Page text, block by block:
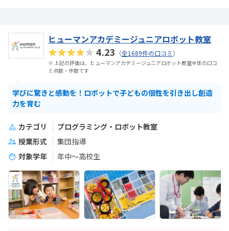
ヒューマンアカデミージュニアロボット教室
★★★★★4.23 （全1689件の口コミ）
※ 上記の評価は、ヒューマンアカデミージュニアロボット教室全体の口コ
ミ点数・件数です
学びに驚きと感動を！ロボットで子どもの個性を引き出し創造
力を育む
カテゴリ
プログラミング・ロボット教室
授業形式
集団指導
対象学年
年中～高校生